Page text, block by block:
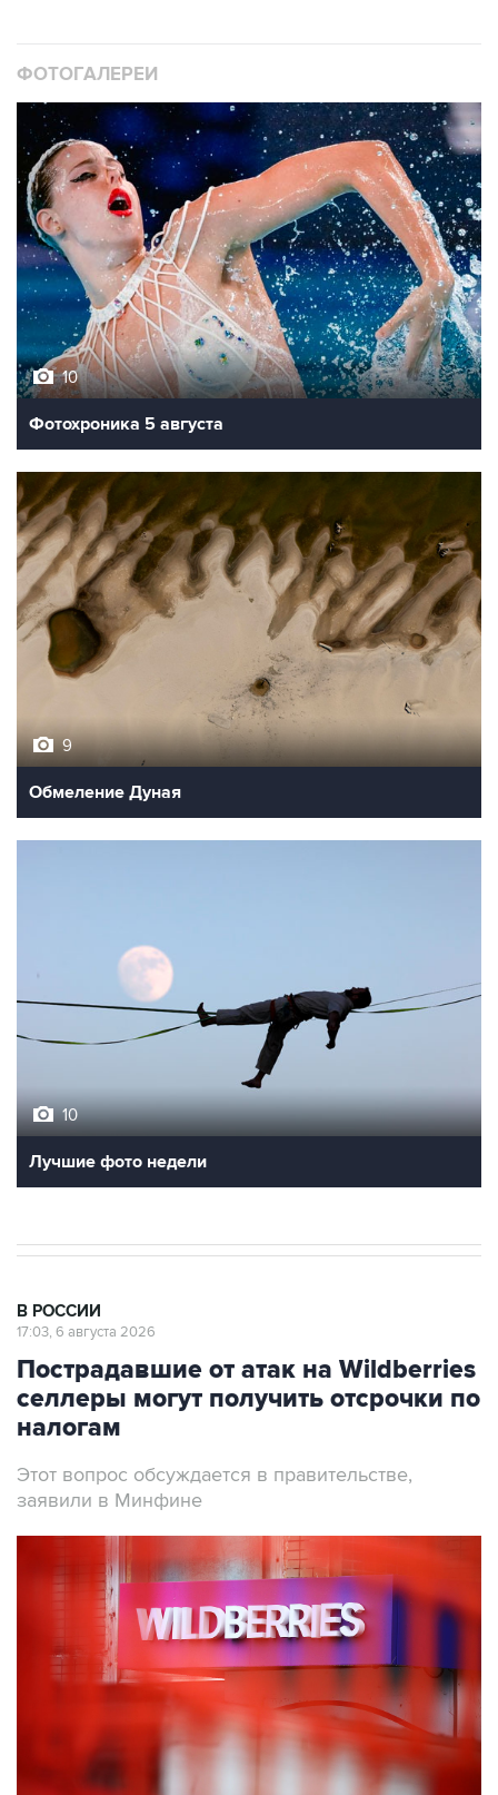
ФОТОГАЛЕРЕИ
10
Фотохроника 5 августа
9
Обмеление Дуная
10
Лучшие фото недели
В РОССИИ
17:03, 6 августа 2026
Пострадавшие от атак на Wildberries
селлеры могут получить отсрочки по
налогам
Этот вопрос обсуждается в правительстве,
заявили в Минфине